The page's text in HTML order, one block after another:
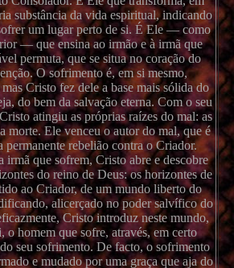
substância da vida espiritual, indicando
um lugar perto de si. É Ele — como
— que ensina ao irmão e à irmã que
permuta, que se situa no coração do
O sofrimento é, em si mesmo,
Cristo fez dele a base mais sólida do
do bem da salvação eterna. Com o seu
atingiu as próprias raízes do mal: as
morte. Ele venceu o autor do mal, que é
permanente rebelião contra o Criador.
irmã que sofrem, Cristo abre e descobre
do reino de Deus: os horizontes de
ao Criador, de um mundo liberto do
alicerçado no poder salvífico do
Cristo introduz neste mundo,
o homem que sofre, através, em certo
seu sofrimento. De facto, o sofrimento
e mudado por uma graça que aja do